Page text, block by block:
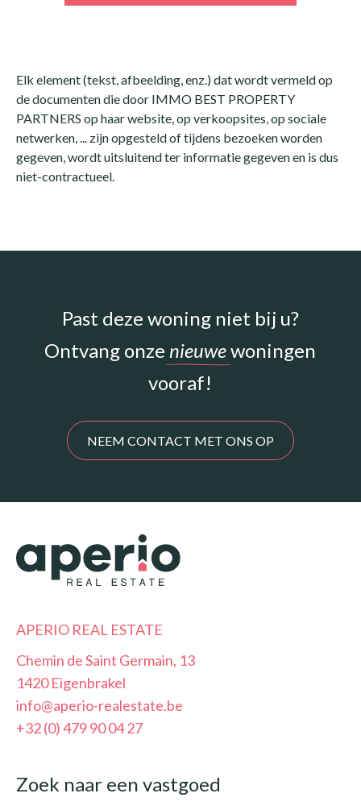
Elk element (tekst, afbeelding, enz.) dat wordt vermeld op
de documenten die door IMMO BEST PROPERTY
PARTNERS op haar website, op verkoopsites, op sociale
netwerken, ... zijn opgesteld of tijdens bezoeken worden
gegeven, wordt uitsluitend ter informatie gegeven en is dus
niet-contractueel.
Past deze woning niet bij u?
Ontvang onze nieuwewoningen
vooraf!
NEEM CONTACT MET ONS OP
APERIO REAL ESTATE
Chemin de Saint Germain, 13
1420 Eigenbrakel
info@aperio-realestate.be
+32 (0) 479 90 04 27
Zoek naar een vastgoed